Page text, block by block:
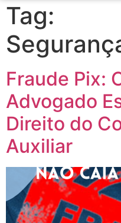
Tag:
Fraude Pix:
Advogado
Direito do
Auxiliar